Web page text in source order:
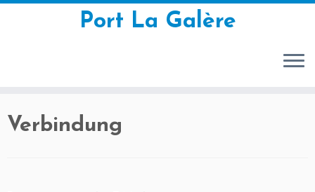
Inhalt
Port La Galère
Verbindung